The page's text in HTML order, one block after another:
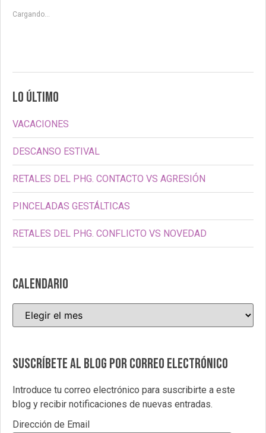
Cargando...
LO ÚLTIMO
VACACIONES
DESCANSO ESTIVAL
RETALES DEL PHG. CONTACTO VS AGRESIÓN
PINCELADAS GESTÁLTICAS
RETALES DEL PHG. CONFLICTO VS NOVEDAD
CALENDARIO
Suscríbete al blog por correo electrónico
Introduce tu correo electrónico para suscribirte a este
blog y recibir notificaciones de nuevas entradas.
Dirección de Email